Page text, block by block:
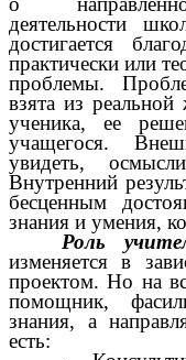
деятельности
достигается
практически или
проблемы.
взята из
ученика, ее
учащегося.
увидеть,
Внутренний
бесценным
знания и умения,
Роль
изменяется в
проектом. Но на
помощник,
знания, а
есть: